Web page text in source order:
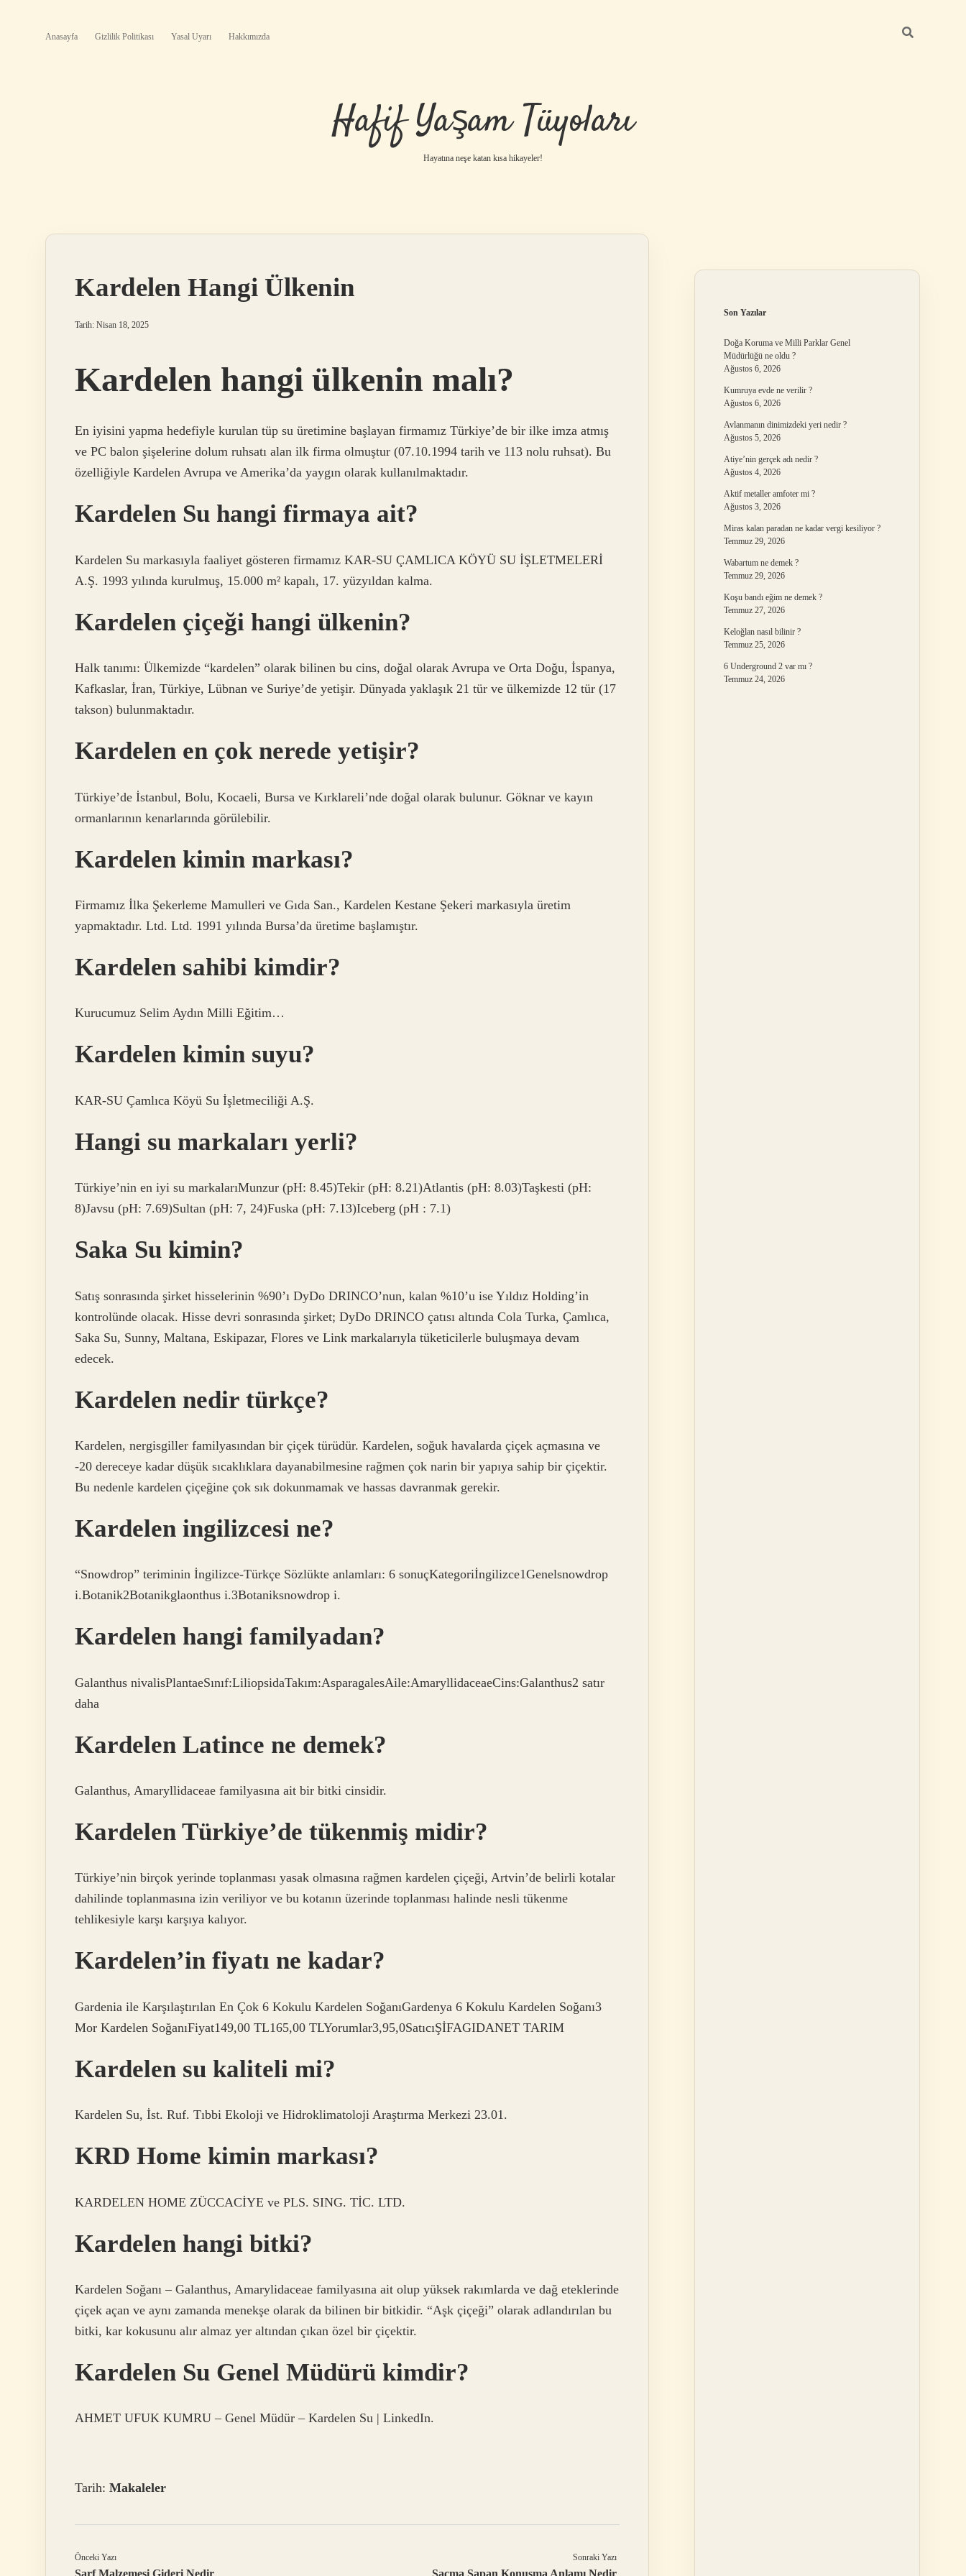
Anasayfa Gizlilik Politikası Yasal Uyarı Hakkımızda
Hafif Yaşam Tüyoları
Hayatına neşe katan kısa hikayeler!
Kardelen Hangi Ülkenin
Tarih: Nisan 18, 2025
Kardelen hangi ülkenin malı?
En iyisini yapma hedefiyle kurulan tüp su üretimine başlayan firmamız Türkiye’de bir ilke imza atmış
ve PC balon şişelerine dolum ruhsatı alan ilk firma olmuştur (07.10.1994 tarih ve 113 nolu ruhsat). Bu
özelliğiyle Kardelen Avrupa ve Amerika’da yaygın olarak kullanılmaktadır.
Kardelen Su hangi firmaya ait?
Kardelen Su markasıyla faaliyet gösteren firmamız KAR-SU ÇAMLICA KÖYÜ SU İŞLETMELERİ
A.Ş. 1993 yılında kurulmuş, 15.000 m² kapalı, 17. yüzyıldan kalma.
Kardelen çiçeği hangi ülkenin?
Halk tanımı: Ülkemizde “kardelen” olarak bilinen bu cins, doğal olarak Avrupa ve Orta Doğu, İspanya,
Kafkaslar, İran, Türkiye, Lübnan ve Suriye’de yetişir. Dünyada yaklaşık 21 tür ve ülkemizde 12 tür (17
takson) bulunmaktadır.
Kardelen en çok nerede yetişir?
Türkiye’de İstanbul, Bolu, Kocaeli, Bursa ve Kırklareli’nde doğal olarak bulunur. Göknar ve kayın
ormanlarının kenarlarında görülebilir.
Kardelen kimin markası?
Firmamız İlka Şekerleme Mamulleri ve Gıda San., Kardelen Kestane Şekeri markasıyla üretim
yapmaktadır. Ltd. Ltd. 1991 yılında Bursa’da üretime başlamıştır.
Kardelen sahibi kimdir?
Kurucumuz Selim Aydın Milli Eğitim…
Kardelen kimin suyu?
KAR-SU Çamlıca Köyü Su İşletmeciliği A.Ş.
Hangi su markaları yerli?
Türkiye’nin en iyi su markalarıMunzur (pH: 8.45)Tekir (pH: 8.21)Atlantis (pH: 8.03)Taşkesti (pH:
8)Javsu (pH: 7.69)Sultan (pH: 7, 24)Fuska (pH: 7.13)Iceberg (pH : 7.1)
Saka Su kimin?
Satış sonrasında şirket hisselerinin %90’ı DyDo DRINCO’nun, kalan %10’u ise Yıldız Holding’in
kontrolünde olacak. Hisse devri sonrasında şirket; DyDo DRINCO çatısı altında Cola Turka, Çamlıca,
Saka Su, Sunny, Maltana, Eskipazar, Flores ve Link markalarıyla tüketicilerle buluşmaya devam
edecek.
Kardelen nedir türkçe?
Kardelen, nergisgiller familyasından bir çiçek türüdür. Kardelen, soğuk havalarda çiçek açmasına ve
-20 dereceye kadar düşük sıcaklıklara dayanabilmesine rağmen çok narin bir yapıya sahip bir çiçektir.
Bu nedenle kardelen çiçeğine çok sık dokunmamak ve hassas davranmak gerekir.
Kardelen ingilizcesi ne?
“Snowdrop” teriminin İngilizce-Türkçe Sözlükte anlamları: 6 sonuçKategoriİngilizce1Genelsnowdrop
i.Botanik2Botanikglaonthus i.3Botaniksnowdrop i.
Kardelen hangi familyadan?
Galanthus nivalisPlantaeSınıf:LiliopsidaTakım:AsparagalesAile:AmaryllidaceaeCins:Galanthus2 satır
daha
Kardelen Latince ne demek?
Galanthus, Amaryllidaceae familyasına ait bir bitki cinsidir.
Kardelen Türkiye’de tükenmiş midir?
Türkiye’nin birçok yerinde toplanması yasak olmasına rağmen kardelen çiçeği, Artvin’de belirli kotalar
dahilinde toplanmasına izin veriliyor ve bu kotanın üzerinde toplanması halinde nesli tükenme
tehlikesiyle karşı karşıya kalıyor.
Kardelen’in fiyatı ne kadar?
Gardenia ile Karşılaştırılan En Çok 6 Kokulu Kardelen SoğanıGardenya 6 Kokulu Kardelen Soğanı3
Mor Kardelen SoğanıFiyat149,00 TL165,00 TLYorumlar3,95,0SatıcıŞİFAGIDANET TARIM
Kardelen su kaliteli mi?
Kardelen Su, İst. Ruf. Tıbbi Ekoloji ve Hidroklimatoloji Araştırma Merkezi 23.01.
KRD Home kimin markası?
KARDELEN HOME ZÜCCACİYE ve PLS. SING. TİC. LTD.
Kardelen hangi bitki?
Kardelen Soğanı – Galanthus, Amarylidaceae familyasına ait olup yüksek rakımlarda ve dağ eteklerinde
çiçek açan ve aynı zamanda menekşe olarak da bilinen bir bitkidir. “Aşk çiçeği” olarak adlandırılan bu
bitki, kar kokusunu alır almaz yer altından çıkan özel bir çiçektir.
Kardelen Su Genel Müdürü kimdir?
AHMET UFUK KUMRU – Genel Müdür – Kardelen Su | LinkedIn.
Tarih: Makaleler
Önceki Yazı Sonraki Yazı
Son Yazılar
Doğa Koruma ve Milli Parklar Genel
Müdürlüğü ne oldu ?
Ağustos 6, 2026
Kumruya evde ne verilir ?
Ağustos 6, 2026
Avlanmanın dinimizdeki yeri nedir ?
Ağustos 5, 2026
Atiye’nin gerçek adı nedir ?
Ağustos 4, 2026
Aktif metaller amfoter mi ?
Ağustos 3, 2026
Miras kalan paradan ne kadar vergi kesiliyor ?
Temmuz 29, 2026
Wabartum ne demek ?
Temmuz 29, 2026
Koşu bandı eğim ne demek ?
Temmuz 27, 2026
Keloğlan nasıl bilinir ?
Temmuz 25, 2026
6 Underground 2 var mı ?
Temmuz 24, 2026